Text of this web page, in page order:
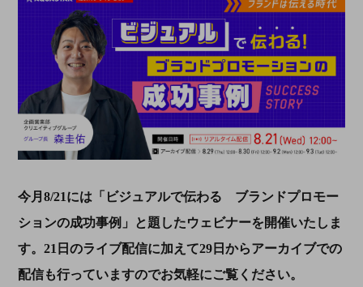
今月 8/21には「ビジュアルで伝わる ブランドプロモー
ションの成功事例」と題したウェビナーを開催いたしま
す。 21 日のライブ配信に加えて29日からアーカイブでの
配信も行っていますのでお気軽にご覧ください。